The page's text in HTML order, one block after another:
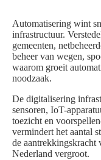
Automatisering wint
infrastructuur.
gemeenten,
beheer van wegen,
waarom groeit
noodzaak.
De digitalisering
sensoren, IoT-
toezicht en
vermindert het aantal
de aantrekkingskracht
Nederland vergroot.